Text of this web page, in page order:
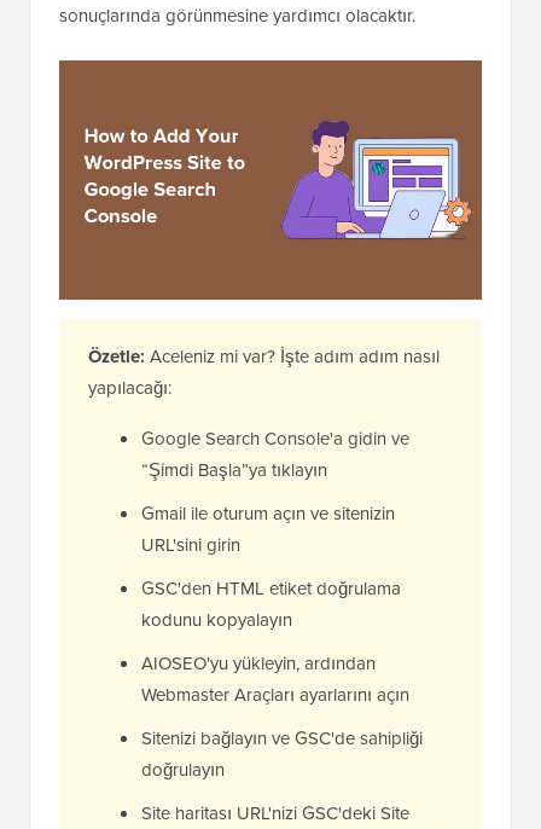
sonuçlarında görünmesine yardımcı olacaktır.
Özetle: Aceleniz mi var? İşte adım adım nasıl
yapılacağı:
Google Search Console'a gidin ve
“Şimdi Başla”ya tıklayın
Gmail ile oturum açın ve sitenizin
URL'sini girin
GSC'den HTML etiket doğrulama
kodunu kopyalayın
AIOSEO'yu yükleyin, ardından
Webmaster Araçları ayarlarını açın
Sitenizi bağlayın ve GSC'de sahipliği
doğrulayın
Site haritası URL'nizi GSC'deki Site